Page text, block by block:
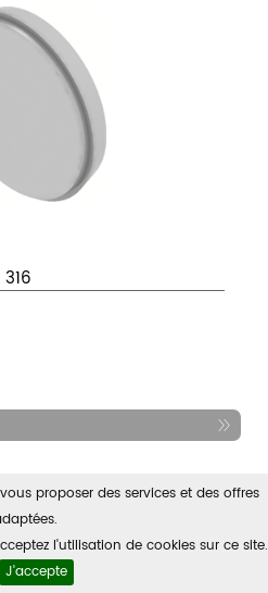
proposer des services et des offres
l'utilisation de cookies sur ce site.
J'accepte